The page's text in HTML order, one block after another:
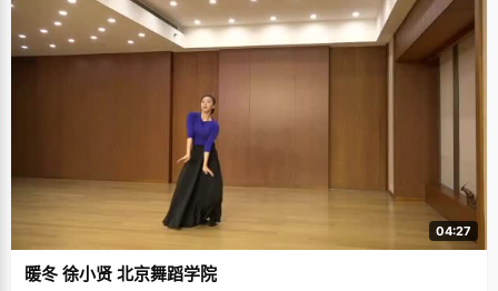
04:27
暖冬 徐小贤 北京舞蹈学院